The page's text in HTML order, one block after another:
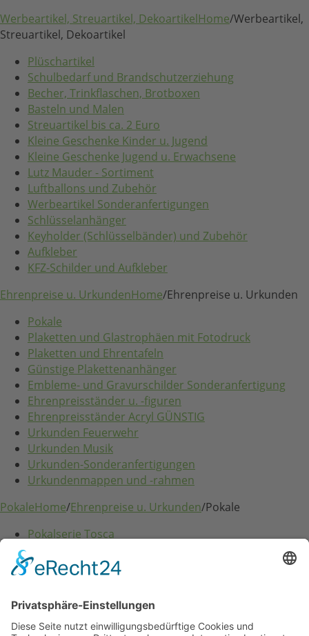
Werbeartikel, Streuartikel, DekoartikelHome/Werbeartikel,
Streuartikel, Dekoartikel
Plüschartikel
Schulbedarf und Brandschutzerziehung
Becher, Trinkflaschen, Brotboxen
Basteln und Malen
Streuartikel bis ca. 2 Euro
Kleine Geschenke Kinder u. Jugend
Kleine Geschenke Jugend u. Erwachsene
Lutz Mauder - Sortiment
Luftballons und Zubehör
Werbeartikel Sonderanfertigungen
Schlüsselanhänger
Keyholder (Schlüsselbänder) und Zubehör
Aufkleber
KFZ-Schilder und Aufkleber
Ehrenpreise u. UrkundenHome/Ehrenpreise u. Urkunden
Pokale
Plaketten und Glastrophäen mit Fotodruck
Plaketten und Ehrentafeln
Günstige Plakettenanhänger
Embleme- und Gravurschilder Sonderanfertigung
Ehrenpreisständer u. -figuren
Ehrenpreisständer Acryl GÜNSTIG
Urkunden Feuerwehr
Urkunden Musik
Urkunden-Sonderanfertigungen
Urkundenmappen und -rahmen
PokaleHome/Ehrenpreise u. Urkunden/Pokale
Pokalserie Tosca
FestartikelHome/Festartikel
Glückwunschkarten und Geschenkpapier
Eintritts- u. Festabzeichen